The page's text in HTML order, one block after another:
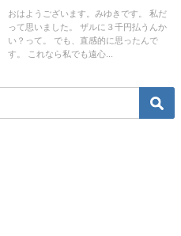
おはようございます。みゆきです。 私だ
って思いました。 ザルに３千円払うんか
い？って。 でも、直感的に思ったんで
す。 これなら私でも遠心...